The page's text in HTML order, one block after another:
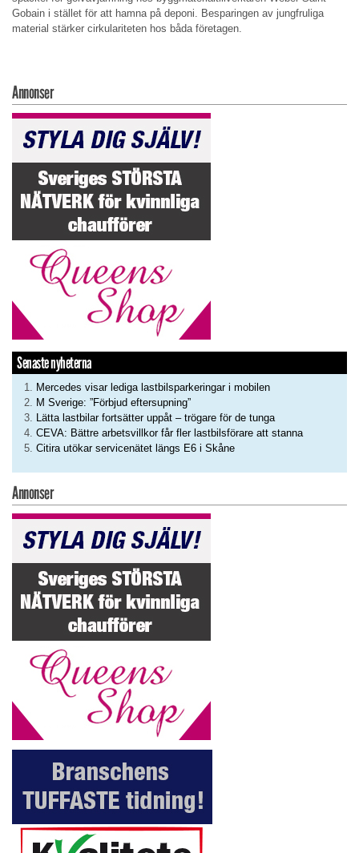
Gobain i stället för att hamna på deponi. Besparingen av jungfruliga
material stärker cirkulariteten hos båda företagen.
Annonser
Senaste nyheterna
Mercedes visar lediga lastbilsparkeringar i mobilen
M Sverige: ”Förbjud eftersupning”
Lätta lastbilar fortsätter uppåt – trögare för de tunga
CEVA: Bättre arbetsvillkor får fler lastbilsförare att stanna
Citira utökar servicenätet längs E6 i Skåne
Annonser